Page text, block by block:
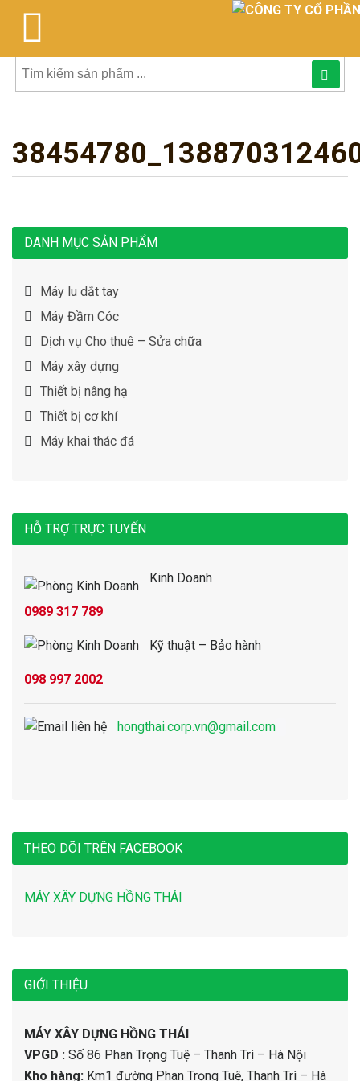
Tìm
sản
DANH MỤC SẢN PHẨM
Máy lu dắt tay
Máy Đầm Cóc
Dịch vụ Cho thuê – Sửa chữa
Máy xây dựng
Thiết bị nâng hạ
Thiết bị cơ khí
Máy khai thác đá
HỖ TRỢ TRỰC TUYẾN
Kinh Doanh
0989 317 789
Kỹ thuật – Bảo hành
098 997 2002
hongthai.corp.vn@gmail.com
THEO DÕI TRÊN FACEBOOK
MÁY XÂY DỰNG HỒNG THÁI
GIỚI THIỆU
MÁY XÂY DỰNG HỒNG THÁI
VPGD : Số 86 Phan Trọng Tuệ – Thanh Trì – Hà Nội
Kho hàng: Km1 đường Phan Trọng Tuệ, Thanh Trì – Hà